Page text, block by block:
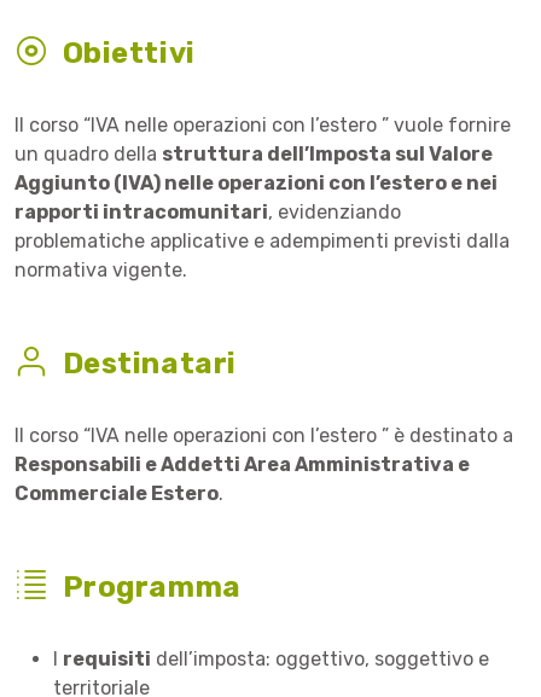
Obiettivi
Il corso “IVA nelle operazioni con l’estero ” vuole fornire
un quadro della struttura dell’Imposta sul Valore
Aggiunto (IVA) nelle operazioni con l’estero e nei
rapporti intracomunitari, evidenziando
problematiche applicative e adempimenti previsti dalla
normativa vigente.
Destinatari
Il corso “IVA nelle operazioni con l’estero ” è destinato a
Responsabili e Addetti Area Amministrativa e
Commerciale Estero.
Programma
I requisiti dell’imposta: oggettivo, soggettivo e
territoriale